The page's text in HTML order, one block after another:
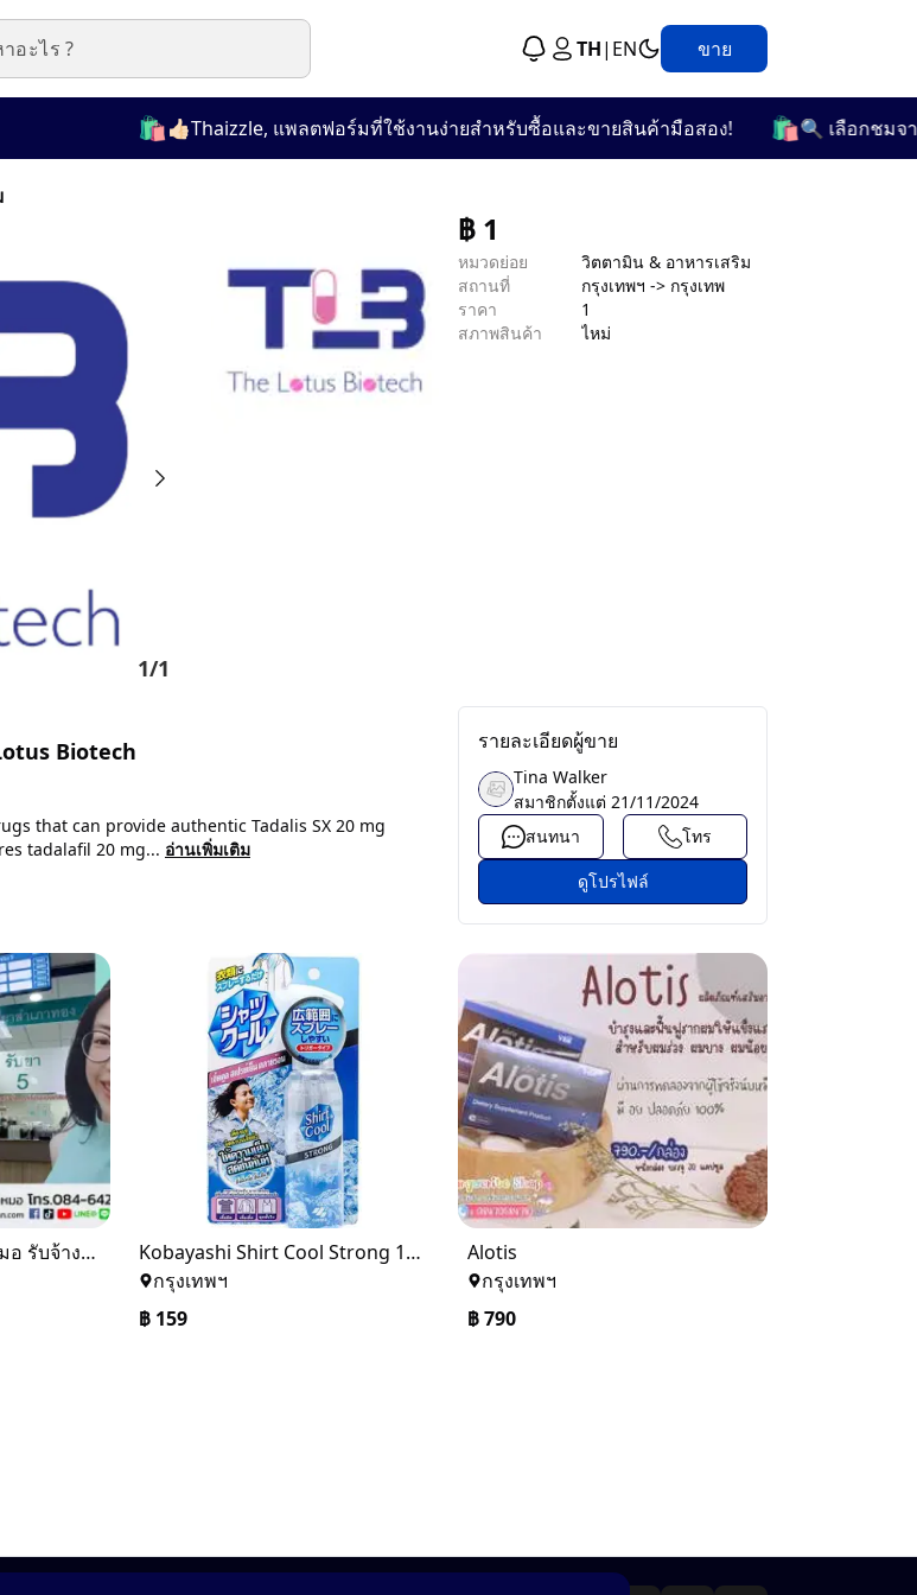
TH| EN ขาย
👍🏻Thaizzle, แพลตฟอร์มที่ใช้งานง่ายสำหรับซื้อและขายสินค้ามือสอง! 🛍️ 🔍 เลือกชมจาก
1/1
฿ 1
หมวดย่อย
วิตตามิน & อาหารเสริม
สถานที่
กรุงเทพฯ -> กรุงเทพ
ราคา
1
สภาพสินค้า
ไหม่
Biotech
that can provide authentic Tadalis SX 20 mg
tadalafil 20 mg... อ่านเพิ่มเติม
รายละเอียดผู้ขาย
Tina Walker
สมาชิกตั้งแต่ 21/11/2024
สนทนา
โทร
ดูโปรไฟล์
บริการพาคนแก่ไปหาหมอ รับจ้างเดินคิวหาหมอ ชิงชิงเป็นเพื่อนหาหมอ
Kobayashi Shirt Cool Strong 100ml สเปรย์เพิ่มความเย็น สำหรับฉีดที่เสื้อผ้า
กรุงเทพฯ
฿ 159
Alotis
กรุงเทพฯ
฿790